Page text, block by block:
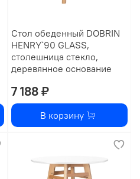
Стол обеденный DOBRIN
HENRY`90 GLASS,
столешница стекло,
деревянное основание
7 188 ₽
В корзину